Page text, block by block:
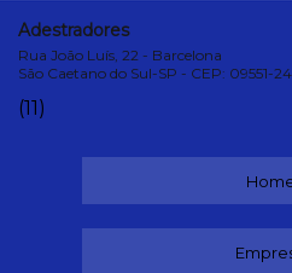
Adestradores
Rua João Luís, 22 - Barcelona
São Caetano do Sul-SP - CEP: 09551-
(11)